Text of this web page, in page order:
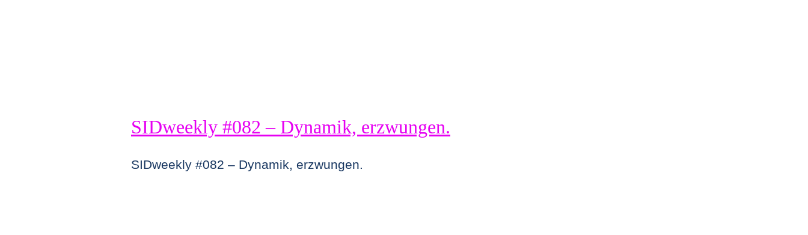
SIDweekly #082 – Dynamik, erzwungen.
SIDweekly #082 – Dynamik, erzwungen.